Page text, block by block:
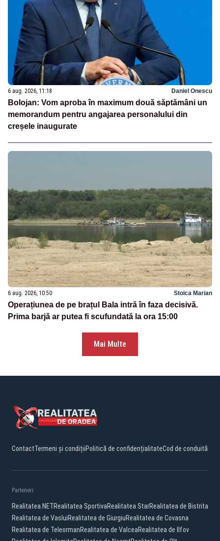
6 aug. 2026, 11:18 Daniel Onescu
Bolojan: Vom aproba în maximum două săptămâni un
memorandum pentru angajarea personalului din
creșele inaugurate
6 aug. 2026, 10:50 Stoica Marian
Operațiunea de pe brațul Bala intră în faza decisivă.
Prima barjă ar putea fi scufundată la ora 15:00
Mai Multe
ContactTermeni și condițiiPolitică de confidențialitateCod de conduită
Parteneri:
Realitatea.NETRealitatea SportivaRealitatea StarRealitatea de Bistrita
Realitatea de VasluiRealitatea de GiurgiuRealitatea de Covasna
Realitatea de TeleormanRealitatea de ValceaRealitatea de Ilfov